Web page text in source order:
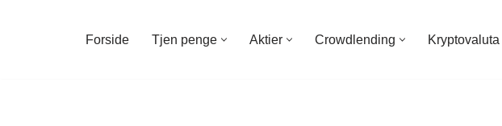
Forside Tjen penge Aktier Crowdlending Kryptovaluta